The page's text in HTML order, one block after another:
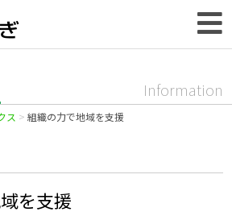
Information
ス 組織の力で地域を支援
を支援